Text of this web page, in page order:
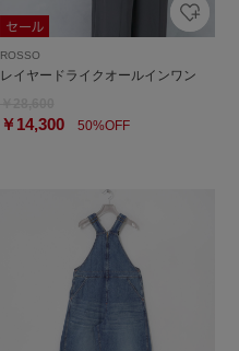
ROSSO
レイヤードライクオールインワン
￥14,30050%OFF